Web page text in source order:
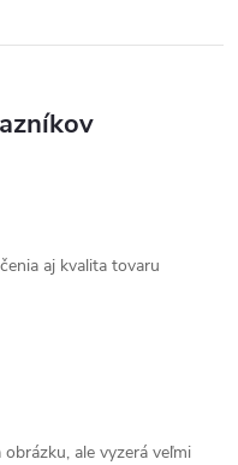
aj kvalita tovaru
ale vyzerá veľmi